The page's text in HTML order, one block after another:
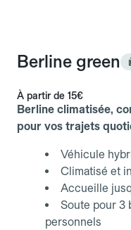
Berline green
À partir de 15€
Berline climatisée,
pour vos trajets
Véhicule
Climatisé et
Accueille
Soute pour 3
personnels